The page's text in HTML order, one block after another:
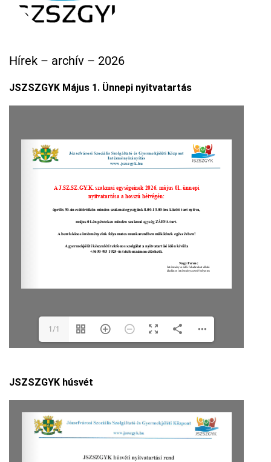
Hírek – archív – 2026
JSZSZGYK Május 1. Ünnepi nyitvatartás
1/1
JSZSZGYK húsvét